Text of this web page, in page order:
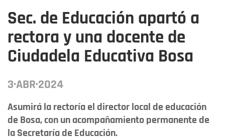
Sec. de Educación apartó a
rectora y una docente de
Ciudadela Educativa Bosa
3·ABR·2024
Asumirá la rectoría el director local de educación
de Bosa, con un acompañamiento permanente de
la Secretaría de Educación.